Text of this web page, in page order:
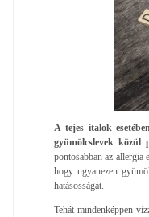
A tejes italok
gyümölcslevek közül
pontosabban az allergia
hogy ugyanezen
hatásosságát.
Tehát mindenképpen